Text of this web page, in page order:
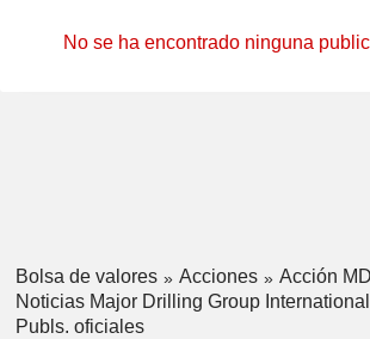
No se ha encontrado ninguna
Bolsa de valores Acciones
Acción MDI
Noticias Major Drilling Group
Publs. oficiales